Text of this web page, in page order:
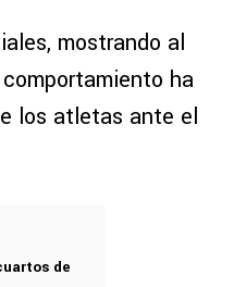
mostrando al
ha
los atletas ante el
de